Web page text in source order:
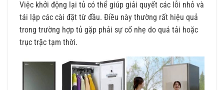
Việc khởi động lại tủ có thể giúp giải quyết các lỗi nhỏ và
tái lập các cài đặt từ đầu. Điều này thường rất hiệu quả
trong trường hợp tủ gặp phải sự cố nhẹ do quá tải hoặc
trục trặc tạm thời.